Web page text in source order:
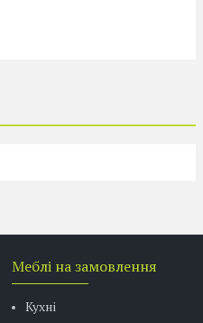
Меблі на замовлення
Кухні